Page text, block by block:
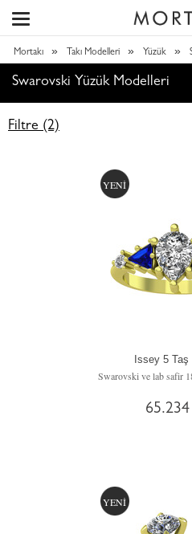
Mortakı » Takı Modelleri » Yüzük »
Swarovski Yüzük Modelleri
Filtre (2)
YENİ
Issey 5
Swarovski ve lab safir
YENİ